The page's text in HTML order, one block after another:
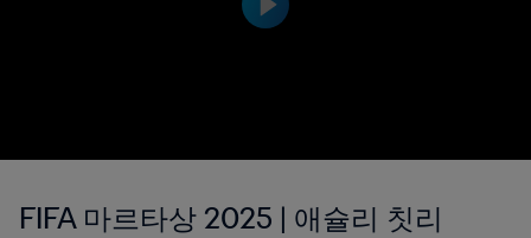
FIFA 마르타상 2025 | 애슐리 칫리